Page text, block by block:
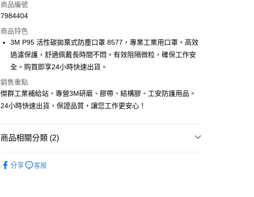
合作金庫商業銀行
華南商業銀行
上海商業儲蓄銀行
國泰世華商業銀行
兆豐國際商業銀行
臺灣中小企業銀行
台中商業銀行
聯邦商業銀行
元大商業銀行
玉山商業銀行
星展（台灣）商業銀行
台新國際商業銀行
中國信託商業銀行
6 期 0 利率 每期
華南商業銀行
上海商業儲蓄銀行
台北富邦商業銀行
國泰世華商業銀行
兆豐國際商業銀行
臺灣中小企業銀行
聯邦商業銀行
元大商業銀行
永豐商業銀行
玉山商業銀行
星展（台灣）商業銀行
超商取貨付款
LINE Pay
Apple Pay
街口支付
每筆NT$60
付款後全家取貨
商品編號
7984404
商品特色
3M P95 活性碳拋棄式防塵口罩 8577，專業工業用口罩。高效
過濾保護，舒適佩戴長時間不悶。有效阻隔微粒，確保工作安
全。购買即享24小時快速出貨。
銷售重點
傑群工業補給站，專營3M研磨、膠帶、結構膠、工安防護用品。
24小時快速出貨，保證品質，讓您工作更安心！
商品相關分類 (2)
分享 客服